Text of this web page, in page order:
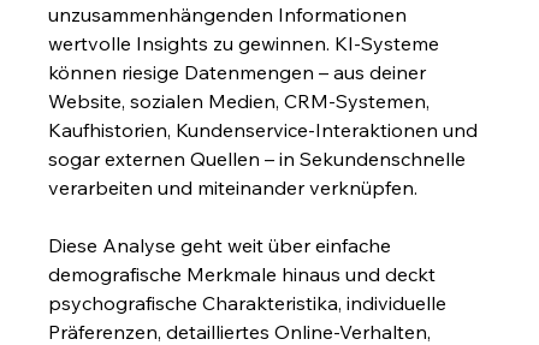
unzusammenhängenden Informationen
wertvolle Insights zu gewinnen. KI-Systeme
können riesige Datenmengen – aus deiner
Website, sozialen Medien, CRM-Systemen,
Kaufhistorien, Kundenservice-Interaktionen und
sogar externen Quellen – in Sekundenschnelle
verarbeiten und miteinander verknüpfen.
Diese Analyse geht weit über einfache
demografische Merkmale hinaus und deckt
psychografische Charakteristika, individuelle
Präferenzen, detailliertes Online-Verhalten,